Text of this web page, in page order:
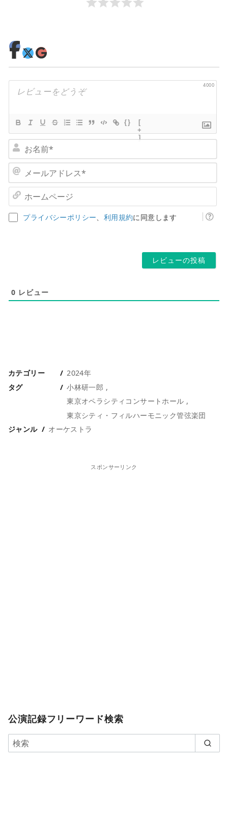
4000
{}
[
+
]
名
ア
ー
プライバシーポリシー、 利用規約に同意します
0 レビュー
カテゴリー
2024年
タグ
小林研一郎
東京オペラシティコンサートホール
東京シティ・フィルハーモニック管弦楽団
ジャンル
オーケストラ
スポンサーリンク
公演記録フリーワード検索